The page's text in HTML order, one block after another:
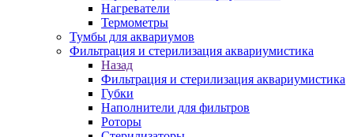
Нагреватели
Термометры
Тумбы для аквариумов
Фильтрация и стерилизация аквариумистика
Назад
Фильтрация и стерилизация аквариумистика
Губки
Наполнители для фильтров
Роторы